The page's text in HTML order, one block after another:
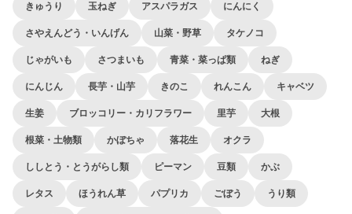
きゅうり 玉ねぎ アスパラガス にんにく
さやえんどう・いんげん 山菜・野草 タケノコ
じゃがいも さつまいも 青菜・菜っぱ類 ねぎ
にんじん 長芋・山芋 きのこ れんこん キャベツ
生姜 ブロッコリー・カリフラワー 里芋 大根
根菜・土物類 かぼちゃ 落花生 オクラ
ししとう・とうがらし類 ピーマン 豆類 かぶ
レタス ほうれん草 パプリカ ごぼう うり類